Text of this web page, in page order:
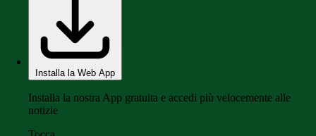
Installa la Web App
Installa la nostra App gratuita e accedi più velocemente alle
notizie